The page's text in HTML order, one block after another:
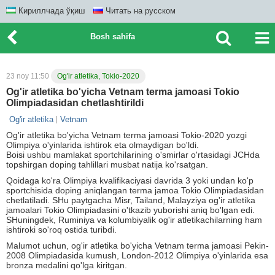
Кириллчада ўқиш Читать на русском
Bosh sahifa
23 noy 11:50 Og'ir atletika, Tokio-2020
Og'ir atletika bo'yicha Vetnam terma jamoasi Tokio
Olimpiadasidan chetlashtirildi
Og'ir atletika Vetnam
Og'ir atletika bo'yicha Vetnam terma jamoasi Tokio-2020 yozgi
Olimpiya o'yinlarida ishtirok eta olmaydigan bo'ldi.
Boisi ushbu mamlakat sportchilarining o'smirlar o'rtasidagi JCHda
topshirgan doping tahlillari musbat natija ko'rsatgan.
Qoidaga ko'ra Olimpiya kvalifikaciyasi davrida 3 yoki undan ko'p
sportchisida doping aniqlangan terma jamoa Tokio Olimpiadasidan
chetlatiladi. SHu paytgacha Misr, Tailand, Malayziya og'ir atletika
jamoalari Tokio Olimpiadasini o'tkazib yuborishi aniq bo'lgan edi.
SHuningdek, Ruminiya va kolumbiyalik og'ir atletikachilarning ham
ishtiroki so'roq ostida turibdi.
Malumot uchun, og'ir atletika bo'yicha Vetnam terma jamoasi Pekin-
2008 Olimpiadasida kumush, London-2012 Olimpiya o'yinlarida esa
bronza medalini qo'lga kiritgan.